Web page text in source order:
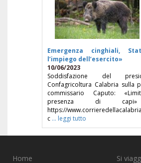
Emergenza cinghiali,
l’impiego dell’esercito»
10/06/2023
Soddisfazione del
Confagricoltura Calabria sulla
commissario Caputo:
presenza di
https://
c ... leggi tutto
Home Si